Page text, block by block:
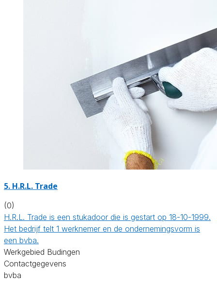
5. H.R.L. Trade
(0)
H.R.L. Trade is een stukadoor die is gestart op 18-10-1999.
Het bedrijf telt 1 werknemer en de ondernemingsvorm is
een bvba.
Werkgebied Budingen
Contactgegevens
bvba